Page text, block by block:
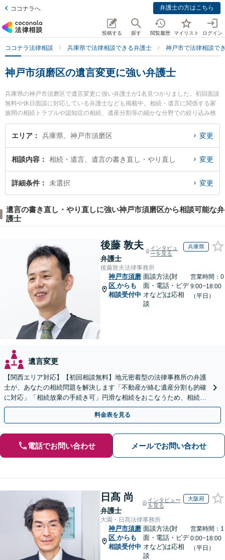
ココナラへ 弁護士の方はこちら
投稿する 探す 閲覧履歴 マイリスト ログイン
ココナラ法律相談 兵庫県で法律相談できる弁護士 神戸市で法律相談で
神戸市須磨区の遺言変更に強い弁護士
兵庫県の神戸市須磨区で遺言変更に強い弁護士が1名見つかりました。初回面談
無料や休日面談に対応している弁護士なども掲載中。相続・遺言に関係する家
族間の相続トラブルや認知症の相続、遺産分割等の細かな分野での絞り込み検
索もでき便利です。特に弁護士法人ひょうご支所神戸みらい法律会計事務所の
藤井 貴之弁護士のプロフィール情報や弁護士費用、強みなどが注目されていま
索したい』『初回相談無料で遺言変更を法律相談できる神戸市須磨区内の弁護
士に相談予約したい』などでお困りの相談者さんにおすすめです。
エリア 兵庫県、神戸市須磨区 変更
相談内容 相続・遺言、遺言の書き直し・やり直し 変更
詳細条件 未選択 変更
遺言の書き直し・やり直しに強い神戸市須磨区から相談可能な弁
護士
後藤 敦夫
弁護士
インタビュ
ーを見る
兵庫県
後藤敦夫法律事務所
神戸市須磨
区 からも
相談受付中
面談方法(対
面・電話・ビデ
オなど)は応相
談
営業時間：0
9:00~18:00
（平日）
遺言変更
【関西エリア対応】【初回相談無料】地元密着型の法律事務所の弁護
士が、あなたの相続問題を解決します「不動産が絡む遺産分割も的確
に対応」「相続放棄の手続き可」円滑な相続をおこなうため、相続問
題は自分の代で解決しましょう【完全個室制】
料金表を見る
電話でお問い合わせ メールでお問い合わせ
日髙 尚
弁護士
インタビュー
を見る
大阪府
大園・日髙法律事務所
神戸市須磨
区 からも
相談受付中
面談方法(対
面・電話・ビデ
オなど)は応相
談
営業時間：1
0:00~18:00
（平日）